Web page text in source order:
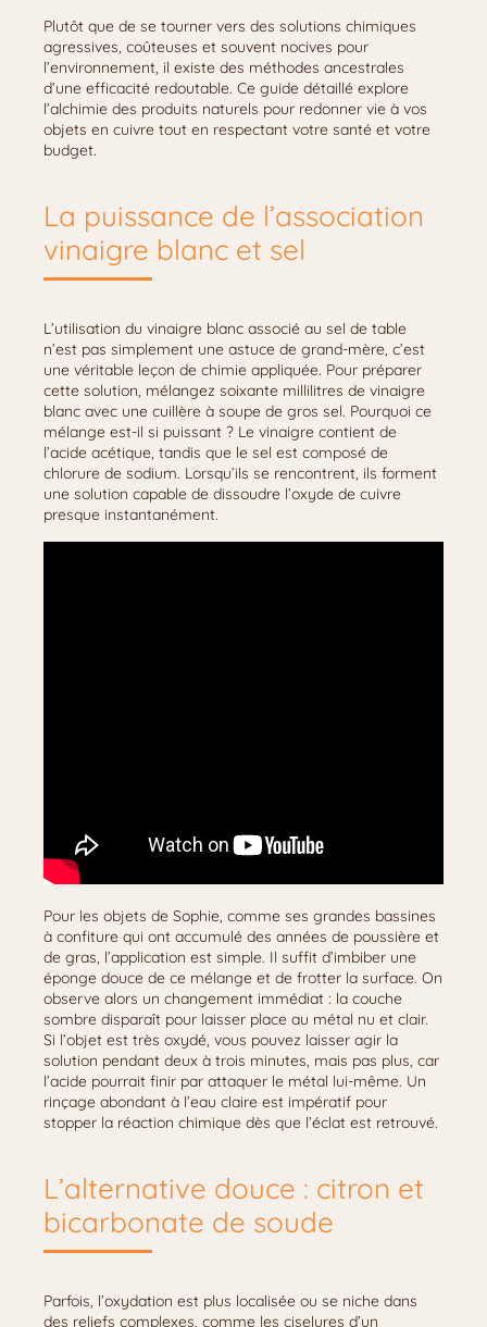
Plutôt que de se tourner vers des solutions chimiques
agressives, coûteuses et souvent nocives pour
l’environnement, il existe des méthodes ancestrales
d’une efficacité redoutable. Ce guide détaillé explore
l’alchimie des produits naturels pour redonner vie à vos
objets en cuivre tout en respectant votre santé et votre
budget.
La puissance de l’association
vinaigre blanc et sel
L’utilisation du vinaigre blanc associé au sel de table
n’est pas simplement une astuce de grand-mère, c’est
une véritable leçon de chimie appliquée. Pour préparer
cette solution, mélangez soixante millilitres de vinaigre
blanc avec une cuillère à soupe de gros sel. Pourquoi ce
mélange est-il si puissant ? Le vinaigre contient de
l’acide acétique, tandis que le sel est composé de
chlorure de sodium. Lorsqu’ils se rencontrent, ils forment
une solution capable de dissoudre l’oxyde de cuivre
presque instantanément.
Pour les objets de Sophie, comme ses grandes bassines
à confiture qui ont accumulé des années de poussière et
de gras, l’application est simple. Il suffit d’imbiber une
éponge douce de ce mélange et de frotter la surface. On
observe alors un changement immédiat : la couche
sombre disparaît pour laisser place au métal nu et clair.
Si l’objet est très oxydé, vous pouvez laisser agir la
solution pendant deux à trois minutes, mais pas plus, car
l’acide pourrait finir par attaquer le métal lui-même. Un
rinçage abondant à l’eau claire est impératif pour
stopper la réaction chimique dès que l’éclat est retrouvé.
L’alternative douce : citron et
bicarbonate de soude
Parfois, l’oxydation est plus localisée ou se niche dans
des reliefs complexes, comme les ciselures d’un